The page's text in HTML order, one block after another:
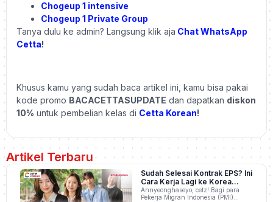
Chogeup 1 intensive
Chogeup 1 Private Group
Tanya dulu ke admin? Langsung klik aja Chat WhatsApp
Cetta!
Khusus kamu yang sudah baca artikel ini, kamu bisa pakai
kode promo BACACETTASUPDATE dan dapatkan diskon
10% untuk pembelian kelas di Cetta Korean!
Artikel Terbaru
Sudah Selesai Kontrak EPS? Ini
Cara Kerja Lagi ke Korea
Tanpa Tes Ulang
Annyeonghaseyo, cetz! Bagi para
Pekerja Migran Indonesia (PMI)…